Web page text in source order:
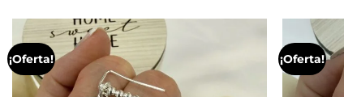
¡Oferta! ¡Oferta!